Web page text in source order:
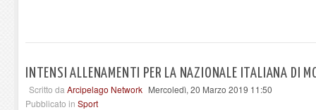
INTENSI ALLENAMENTI PER LA NAZIONALE ITALIANA DI
Scritto da Arcipelago Network Mercoledì, 20 Marzo 2019 11:50
Pubblicato in Sport